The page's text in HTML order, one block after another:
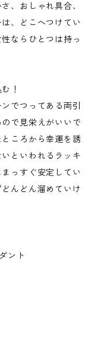
、おしゃれ具合、
、どこへつけてい
ならひとつは持っ
！
でつってある両引
で見栄えがいいで
ころから幸運を誘
といわれるラッキ
っすぐ安定してい
んどん溜めていけ
ント